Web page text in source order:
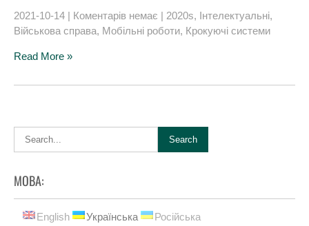
2021-10-14 | Коментарів немає | 2020s, Інтелектуальні,
Військова справа, Мобільні роботи, Крокуючі системи
Read More »
МОВА:
English Українська Російська